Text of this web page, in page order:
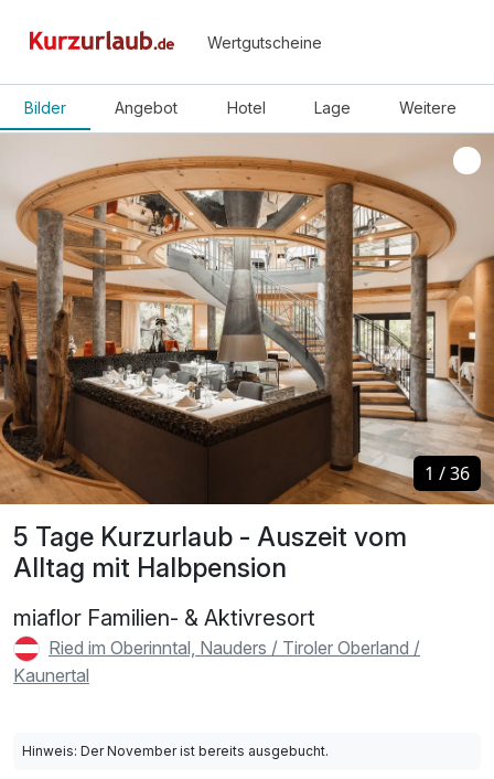
Wertgutscheine
Bilder Angebot Hotel Lage Weitere
5 Tage Kurzurlaub - Auszeit vom
Alltag mit Halbpension
miaflor Familien- & Aktivresort
Ried im Oberinntal, Nauders / Tiroler Oberland /
Kaunertal
1 /36
1 /36
Hinweis: Der November ist bereits ausgebucht.